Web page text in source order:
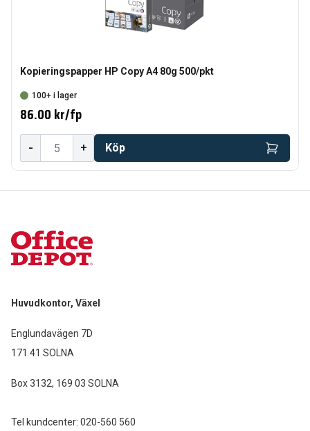
Kopieringspapper HP Copy A4 80g 500/pkt
100+ i lager
86.00 kr/fp
- + Köp
Huvudkontor, Växel
Englundavägen 7D
171 41 SOLNA
Box 3132, 169 03 SOLNA
Tel kundcenter: 020-560 560